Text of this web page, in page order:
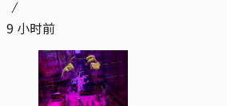
9 小时前